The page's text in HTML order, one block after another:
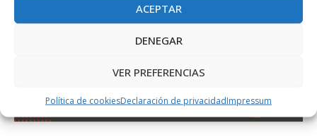
ACEPTAR
DENEGAR
VER PREFERENCIAS
Política de cookiesDeclaración de privacidadImpressum